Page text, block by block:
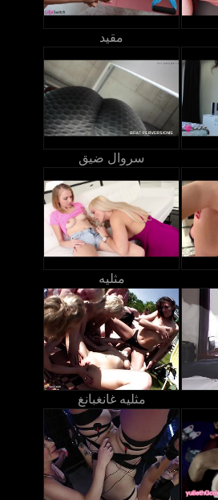
مقيد
سروال ضيق
مثليه
مثليه غانغبانغ